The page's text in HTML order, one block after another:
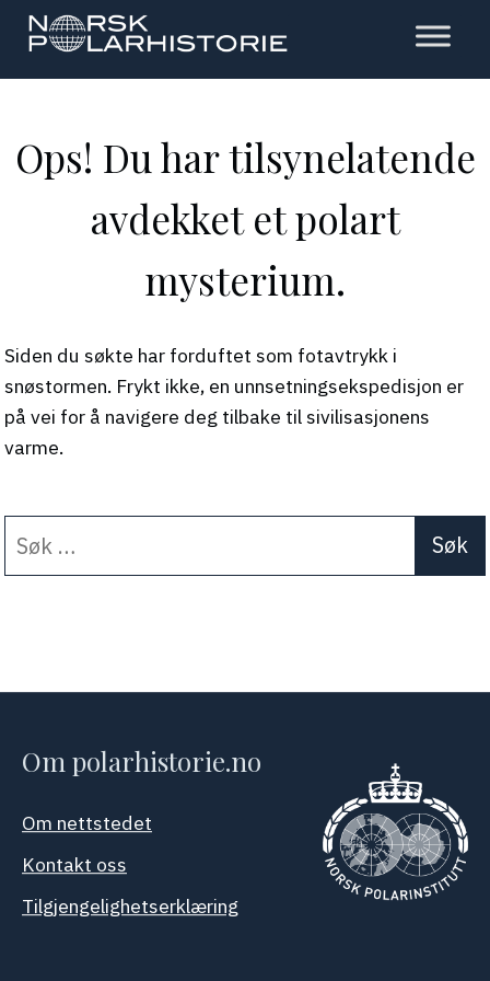
Hopp
hovedinnholdet
Polarhistorie
Ops! Du har tilsynelatende
avdekket et polart
mysterium.
Siden du søkte har forduftet som fotavtrykk i
snøstormen. Frykt ikke, en unnsetningsekspedisjon er
på vei for å navigere deg tilbake til sivilisasjonens
varme.
etter:
When autocomplete
Om polarhistorie.no
Om nettstedet
Kontakt oss
Tilgjengelighetserklæring